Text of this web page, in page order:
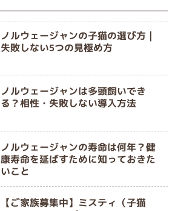
ノルウェージャンの子猫の選び方｜
失敗しない5つの見極め方
ノルウェージャンは多頭飼いでき
る？相性・失敗しない導入方法
ノルウェージャンの寿命は何年？健
康寿命を延ばすために知っておきた
いこと
【ご家族募集中】ミスティ（子猫